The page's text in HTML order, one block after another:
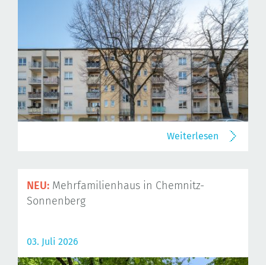
Weiterlesen
NEU: Mehrfamilienhaus in Chemnitz-
Sonnenberg
03. Juli 2026